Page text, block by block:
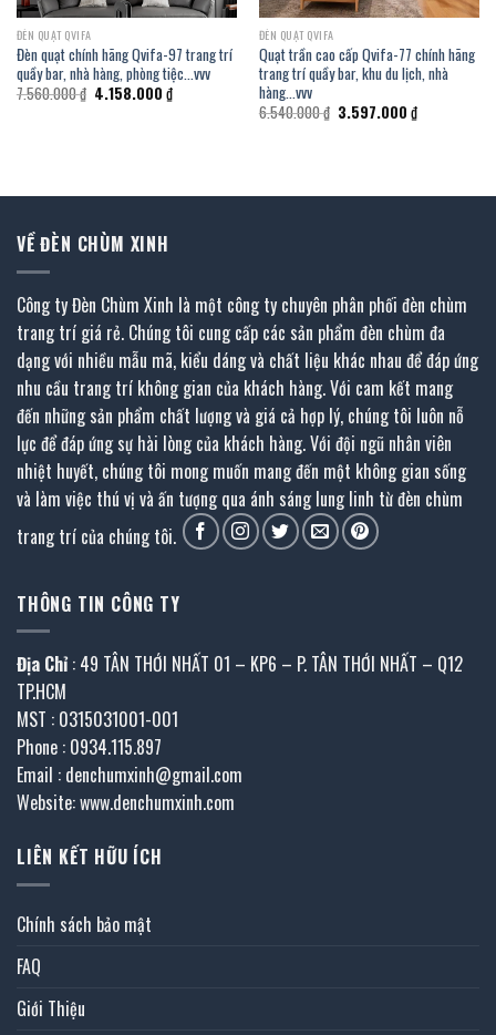
ĐÈN QUẠT QVIFA
Đèn quạt chính hãng Qvifa-97 trang trí
quầy bar, nhà hàng, phòng tiệc…vvv
7.560.000₫ Giá
gốc
4.158.000 ₫Giá
hiện
ĐÈN QUẠT QVIFA
Quạt trần cao cấp Qvifa-77 chính hãng
trang trí quầy bar, khu du lịch, nhà
hàng…vvv
6.540.000₫ Giá
gốc
3.597.000 ₫Giá
hiện
VỀ ĐÈN CHÙM XINH
Công ty Đèn Chùm Xinh là một công ty chuyên phân phối đèn chùm
trang trí giá rẻ. Chúng tôi cung cấp các sản phẩm đèn chùm đa
dạng với nhiều mẫu mã, kiểu dáng và chất liệu khác nhau để đáp ứng
nhu cầu trang trí không gian của khách hàng. Với cam kết mang
đến những sản phẩm chất lượng và giá cả hợp lý, chúng tôi luôn nỗ
lực để đáp ứng sự hài lòng của khách hàng. Với đội ngũ nhân viên
nhiệt huyết, chúng tôi mong muốn mang đến một không gian sống
và làm việc thú vị và ấn tượng qua ánh sáng lung linh từ đèn chùm
trang trí của chúng tôi.
THÔNG TIN CÔNG TY
Địa Chỉ : 49 TÂN THỚI NHẤT 01 – KP6 – P. TÂN THỚI NHẤT – Q12
TP.HCM
MST : 0315031001-001
Phone : 0934.115.897
Email : denchumxinh@gmail.com
Website: www.denchumxinh.com
LIÊN KẾT HỮU ÍCH
Chính sách bảo mật
FAQ
Giới Thiệu